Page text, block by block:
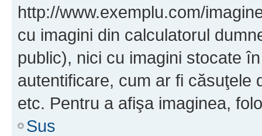
http://www.exemplu.com/
cu imagini din calculatorul
public), nici cu imagini stocate
autentificare, cum ar fi căsuţele
etc. Pentru a afişa imaginea,
Sus